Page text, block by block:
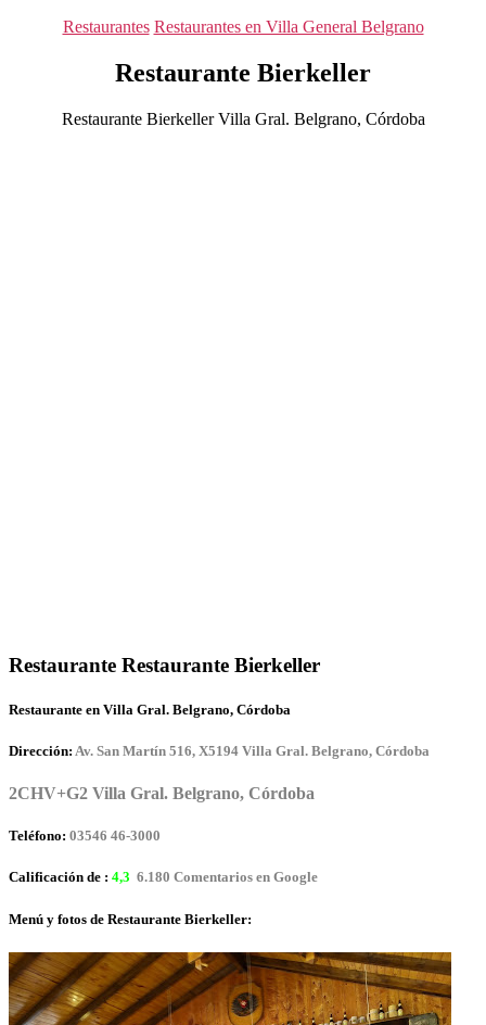
Categorías
Restaurantes Restaurantes en Villa General Belgrano
Restaurante Bierkeller
Restaurante Bierkeller Villa Gral. Belgrano, Córdoba
Restaurante Restaurante Bierkeller
Restaurante en Villa Gral. Belgrano, Córdoba
Dirección: Av. San Martín 516, X5194 Villa Gral. Belgrano, Córdoba
2CHV+G2 Villa Gral. Belgrano, Córdoba
Teléfono: 03546 46-3000
Calificación de : 4,3 6.180 Comentarios en Google
Menú y fotos de Restaurante Bierkeller: